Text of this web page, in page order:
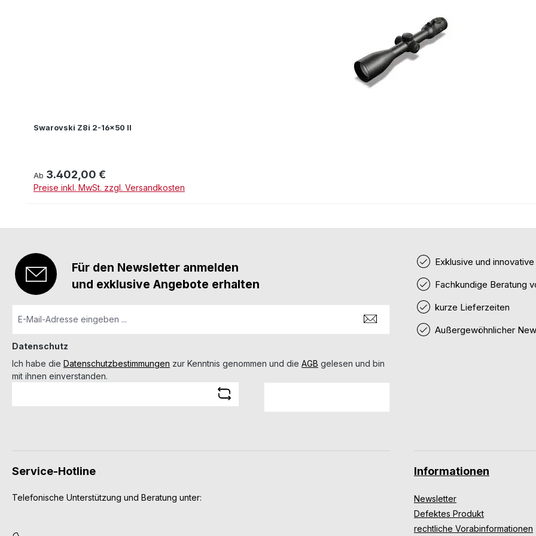
Swarovski Z8i 2-16x50 II
Regulärer Preis:
Ab 3.402,00 €
Preise inkl. MwSt. zzgl. Versandkosten
Für den Newsletter anmelden
und exklusive Angebote erhalten
Datenschutz
Ich habe die Datenschutzbestimmungen zur Kenntnis genommen und die AGB gelesen und bin
mit ihnen einverstanden.
Exklusive und
Fachkundige Beratung
kurze Lieferzeiten
Außergewöhnlicher
Service-Hotline
Telefonische Unterstützung und Beratung unter:
Informationen
Newsletter
Defektes Produkt
rechtliche Vorabinformationen